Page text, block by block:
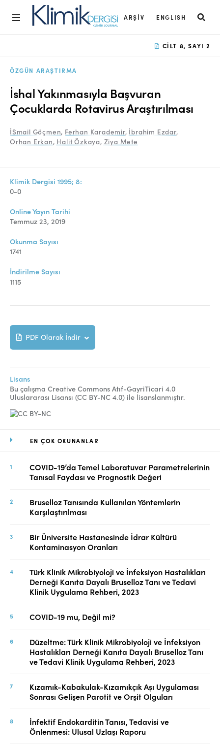
ARŞIV ENGLISH
Arşiv
Amaç ve Kapsam
Açık Erişim İlkesi
Etik İlkeler
Danışmanlık Süreci
Online Makale Gönderimi
Dizinler
İletişim
EN ÇOK OKUNANLAR
COVID-19’da Temel Laboratuvar Parametrelerinin
Tanısal Faydası ve Prognostik Değeri
Bruselloz Tanısında Kullanılan Yöntemlerin
Karşılaştırılması
Bir Üniversite Hastanesinde İdrar Kültürü
Kontaminasyon Oranları
Türk Klinik Mikrobiyoloji ve İnfeksiyon Hastalıkları
Derneği Kanıta Dayalı Bruselloz Tanı ve Tedavi
Klinik Uygulama Rehberi, 2023
COVID-19 mu, Değil mi?
Düzeltme: Türk Klinik Mikrobiyoloji ve İnfeksiyon
Hastalıkları Derneği Kanıta Dayalı Bruselloz Tanı
ve Tedavi Klinik Uygulama Rehberi, 2023
Kızamık-Kabakulak-Kızamıkçık Aşı Uygulaması
Sonrası Gelişen Parotit ve Orşit Olguları
İnfektif Endokarditin Tanısı, Tedavisi ve
Önlenmesi: Ulusal Uzlaşı Raporu
CILT 8, SAYI 2
ÖZGÜN ARAŞTIRMA
İshal Yakınmasıyla Başvuran
Çocuklarda Rotavirus Araştırılması
İSmail Göçmen, Ferhan Karademir, İbrahim Ezdar,
Orhan Erkan, Halit Özkaya, Ziya Mete
Klimik Dergisi 1995; 8:
0-0
Online Yayın Tarihi
Temmuz 23, 2019
Okunma Sayısı
1741
İndirilme Sayısı
1115
PDF Olarak İndir
Lisans
Bu çalışma Creative Commons Atıf-GayriTicari 4.0
Uluslararası Lisansı (CC BY-NC 4.0) ile lisanslanmıştır.